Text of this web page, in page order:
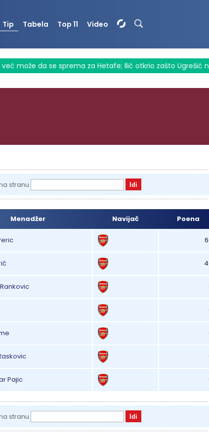
Tip Tabela Top 11 Video
može da se sprema za Hetafe; Ilić otkrio zašto Ugrešić nije
stranu
Menadžer Navijač Poena
Pajic
stranu